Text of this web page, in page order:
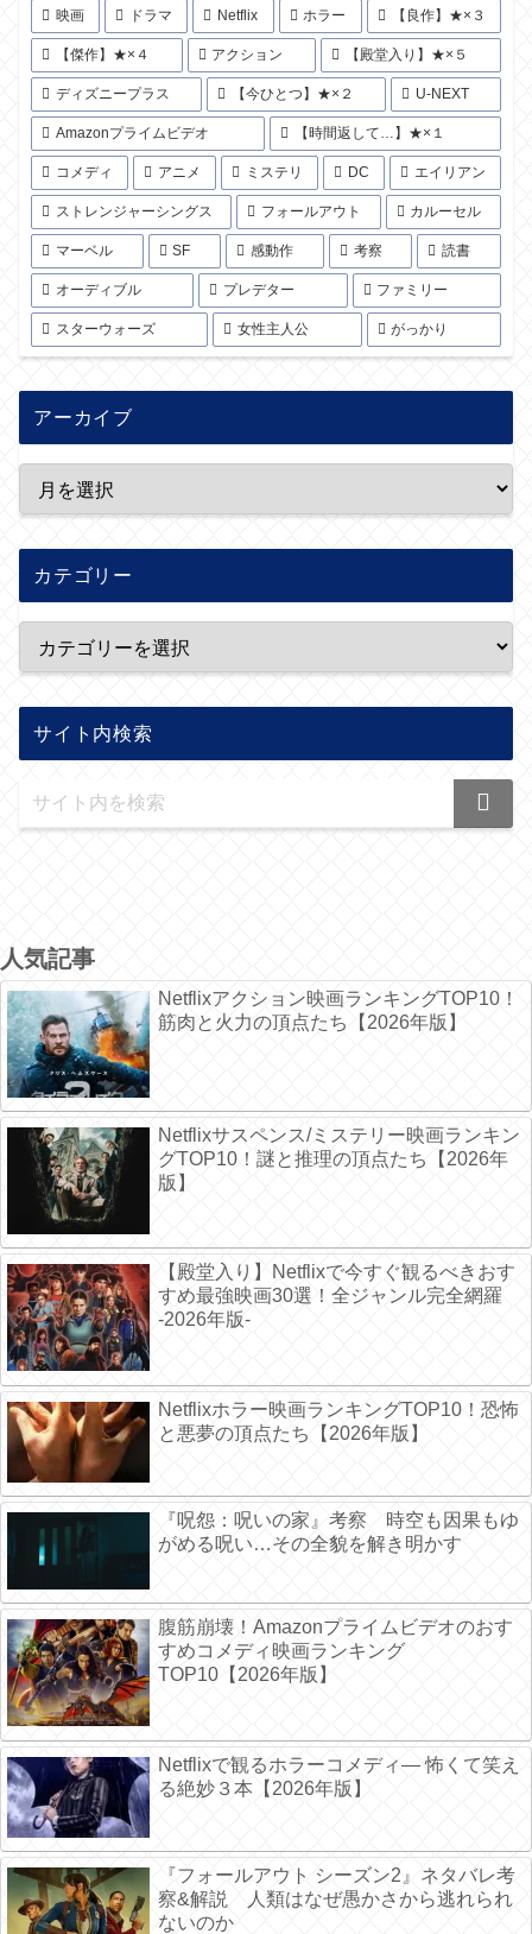
映画 ドラマ Netflix ホラー 【良作】★×３
【傑作】★×４ アクション 【殿堂入り】★×５
ディズニープラス 【今ひとつ】★×２ U-NEXT
Amazonプライムビデオ 【時間返して…】★×１
コメディ アニメ ミステリ DC エイリアン
ストレンジャーシングス フォールアウト カルーセル
マーベル SF 感動作 考察 読書
オーディブル プレデター ファミリー
スターウォーズ 女性主人公 がっかり
アーカイブ
カテゴリー
サイト内検索
人気記事
Netflixアクション映画ランキングTOP10！
筋肉と火力の頂点たち【2026年版】
Netflixサスペンス/ミステリー映画ランキン
グTOP10！謎と推理の頂点たち【2026年
版】
【殿堂入り】Netflixで今すぐ観るべきおす
すめ最強映画30選！全ジャンル完全網羅
-2026年版-
Netflixホラー映画ランキングTOP10！恐怖
と悪夢の頂点たち【2026年版】
『呪怨：呪いの家』考察 時空も因果もゆ
がめる呪い…その全貌を解き明かす
腹筋崩壊！Amazonプライムビデオのおす
すめコメディ映画ランキング
TOP10【2026年版】
Netflixで観るホラーコメディ― 怖くて笑え
る絶妙３本【2026年版】
『フォールアウト シーズン2』ネタバレ考
察&解説 人類はなぜ愚かさから逃れられ
ないのか